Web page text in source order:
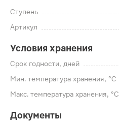
Ступень
Артикул
Условия хранения
Срок годности, дней
Мин. температура хранения, °C
Макс. температура хранения, °C
Документы